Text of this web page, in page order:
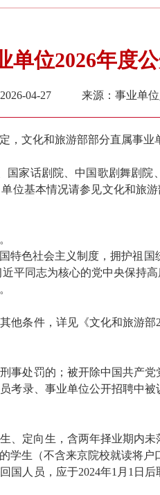
位2026年度
04-27 来源：事业单
， 文化和旅游部部分直属事业
国家话剧院、中国歌剧舞剧
基本情况请参见文化和旅游
特色社会主义制度，拥护祖国
平同志为核心的党中央保持高
他条件，详见《文化和旅游部
事处罚的；被开除中国共产
考录、事业单位公开招聘中
、定向生，含两年择业期内未
生（不含来京院校就读将
国人员，应于2024年1月1日